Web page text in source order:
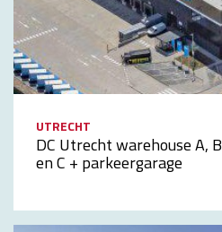
UTRECHT
DC Utrecht warehouse A, B
en C + parkeergarage